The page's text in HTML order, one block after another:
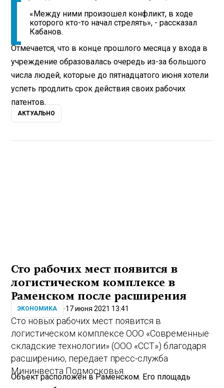
«Между ними произошел конфликт, в ходе
которого кто-то начал стрелять», - рассказал
Кабанов.
Отмечается, что в конце прошлого месяца у входа в
учреждение образовалась очередь из-за большого
числа людей, которые до пятнадцатого июня хотели
успеть продлить срок действия своих рабочих
патентов.
АКТУАЛЬНО
Сто рабочих мест появится в
логистическом комплексе в
Раменском после расширения
ЭКОНОМИКА 17 июня 2021 13:41
Сто новых рабочих мест появится в
логистическом комплексе ООО «Современные
складские технологии» (ООО «ССТ») благодаря
расширению, передает пресс-служба
Мининвеста Подмосковья.
Объект расположен в Раменском. Его площадь